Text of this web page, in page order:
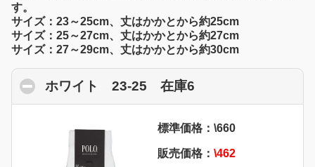
す。
サイズ：23～25cm、丈はかかとから約25cm
サイズ：25～27cm、丈はかかとから約27cm
サイズ：27～29cm、丈はかかとから約30cm
ホワイト 23-25 在庫6
標準価格：\660
販売価格： \462